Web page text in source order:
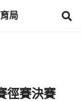
局
徑賽決賽